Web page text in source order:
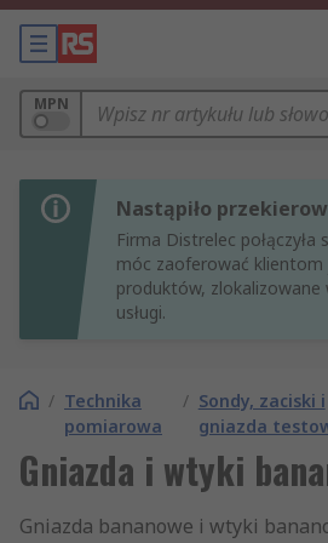
MPN
Nastąpiło
Firma Distrelec połączyła
móc zaoferować klientom
produktów, zlokalizowane
usługi.
/ Technika
pomiarowa
/ Sondy, zaciski i
gniazda
Gniazda i wtyki
Gniazda bananowe i wtyki